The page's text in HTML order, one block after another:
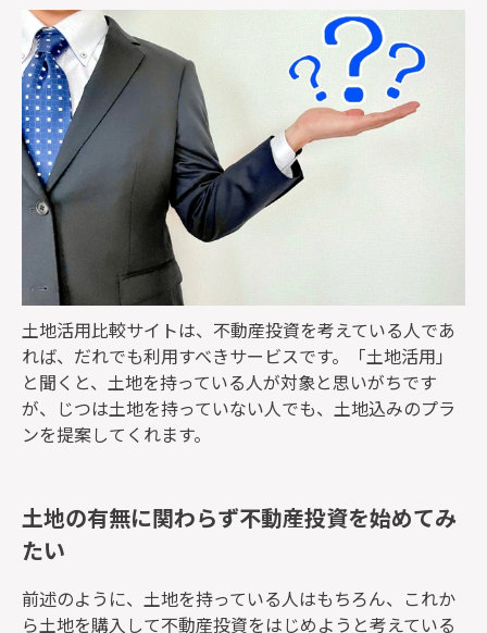
土地活用比較サイトは、不動産投資を考えている人であ
れば、だれでも利用すべきサービスです。「土地活用」
と聞くと、土地を持っている人が対象と思いがちです
が、じつは土地を持っていない人でも、土地込みのプラ
ンを提案してくれます。
土地の有無に関わらず不動産投資を始めてみ
たい
前述のように、土地を持っている人はもちろん、これか
ら土地を購入して不動産投資をはじめようと考えている